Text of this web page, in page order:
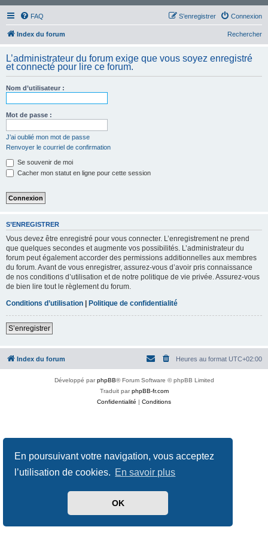
En poursuivant votre navigation, vous acceptez
l’utilisation de cookies. En savoir plus
OK
FAQ Connexion
S’enregistrer
Index du forum Rechercher
L’administrateur du forum exige que vous soyez enregistré
et connecté pour lire ce forum.
Nom d’utilisateur :
Mot de passe :
J’ai oublié mon mot de passe
Renvoyer le courriel de confirmation
Se souvenir de moi
Cacher mon statut en ligne pour cette session
S’ENREGISTRER
Vous devez être enregistré pour vous connecter. L’enregistrement ne prend
que quelques secondes et augmente vos possibilités. L’administrateur du
forum peut également accorder des permissions additionnelles aux membres
du forum. Avant de vous enregistrer, assurez-vous d’avoir pris connaissance
de nos conditions d’utilisation et de notre politique de vie privée. Assurez-vous
de bien lire tout le règlement du forum.
Conditions d’utilisation | Politique de confidentialité
S’enregistrer
Index du forum Heures au format UTC+02:00
Développé parphpBB® Forum Software © phpBB Limited
Traduit parphpBB-fr.com
Confidentialité | Conditions